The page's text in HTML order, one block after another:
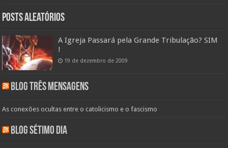
Posts aleatórios
A Igreja Passará pela Grande Tribulação? SIM
!
19 de dezembro de 2009
Blog Três Mensagens
As conexões ocultas entre o catolicismo e o fascismo
Blog Sétimo Dia